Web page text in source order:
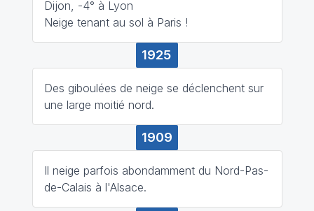
Dijon, -4° à Lyon
Neige tenant au sol à Paris !
1925
Des giboulées de neige se déclenchent sur
une large moitié nord.
1909
Il neige parfois abondamment du Nord-Pas-
de-Calais à l'Alsace.